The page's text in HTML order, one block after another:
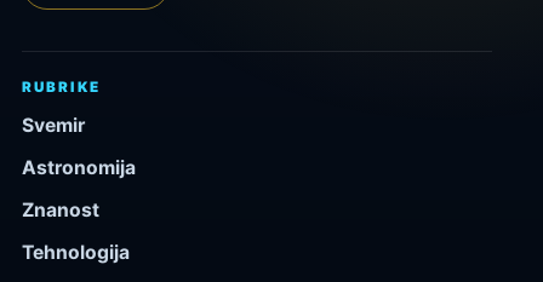
RUBRIKE
Svemir
Astronomija
Znanost
Tehnologija